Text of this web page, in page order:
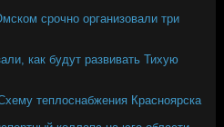
срочно организовали три
как будут развивать Тихую
теплоснабжения Красноярска